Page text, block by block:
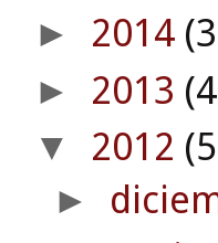
► 2014
► 2013
▼ 2012
►